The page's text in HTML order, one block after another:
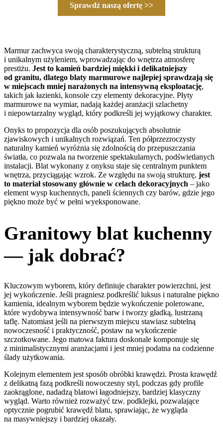
Sprawdź naszą ofertę >>
Marmur zachwyca swoją charakterystyczną, subtelną strukturą
i unikalnym użyleniem, wprowadzając do wnętrza atmosferę
prestiżu. Jest to kamień bardziej miękki i delikatniejszy
od granitu, dlatego blaty marmurowe najlepiej sprawdzają się
w miejscach mniej narażonych na intensywną eksploatację,
takich jak łazienki, konsole czy elementy dekoracyjne. Płyty
marmurowe na wymiar, nadają każdej aranżacji szlachetny
i niepowtarzalny wygląd, który podkreśli jej wyjątkowy charakter.
Onyks to propozycja dla osób poszukujących absolutnie
zjawiskowych i unikalnych rozwiązań. Ten półprzezroczysty
naturalny kamień wyróżnia się zdolnością do przepuszczania
światła, co pozwala na tworzenie spektakularnych, podświetlanych
instalacji. Blat wykonany z onyksu staje się centralnym punktem
wnętrza, przyciągając wzrok. Ze względu na swoją strukturę, jest
to materiał stosowany głównie w celach dekoracyjnych – jako
element wysp kuchennych, paneli ściennych czy barów, gdzie jego
piękno może być w pełni wyeksponowane.
Granitowy blat kuchenny
— jak dobrać?
Kluczowym wyborem, który definiuje charakter powierzchni, jest
jej wykończenie. Jeśli pragniesz podkreślić luksus i naturalne piękno
kamienia, idealnym wyborem będzie wykończenie polerowane,
które wydobywa intensywność barw i tworzy gładką, lustrzaną
taflę. Natomiast jeśli na pierwszym miejscu stawiasz subtelną
nowoczesność i praktyczność, postaw na wykończenie
szczotkowane. Jego matowa faktura doskonale komponuje się
z minimalistycznymi aranżacjami i jest mniej podatna na codzienne
ślady użytkowania.
Kolejnym elementem jest sposób obróbki krawędzi. Prosta krawędź
z delikatną fazą podkreśli nowoczesny styl, podczas gdy profile
zaokrąglone, nadadzą blatowi łagodniejszy, bardziej klasyczny
wygląd. Warto również rozważyć tzw. podklejki, pozwalające
optycznie pogrubić krawędź blatu, sprawiając, że wygląda
na masywniejszy i bardziej okazały.